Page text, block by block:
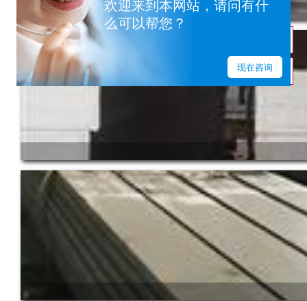
欢迎来到本网站，请问有什
么可以帮您？
现在咨询